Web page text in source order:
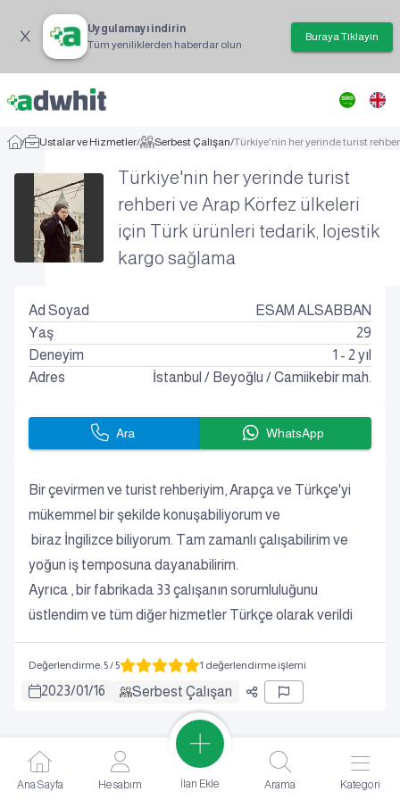
Uygulamayı indirin
Tüm yeniliklerden haberdar olun
Buraya Tıklayın
/ Ustalar ve Hizmetler/ Serbest Çalışan/Türkiye'nin her yerinde turist
Türkiye'nin her yerinde turist
rehberi ve Arap Körfez ülkeleri
için Türk ürünleri tedarik, lojestik
kargo sağlama
Bir çevirmen ve turist rehberiyim, Arapça ve Türkçe'yi
mükemmel bir şekilde konuşabiliyorum ve
biraz İngilizce biliyorum. Tam zamanlı çalışabilirim ve
yoğun iş temposuna dayanabilirim.
Ayrıca , bir fabrikada 33 çalışanın sorumluluğunu
üstlendim ve tüm diğer hizmetler Türkçe olarak verildi
Değerlendirme:5/ 5 1 değerlendirme işlemi
2023/01/16 Serbest Çalışan
Ad Soyad
ESAM ALSABBAN
Yaş
29
Deneyim
1 - 2 yıl
Adres
İstanbul / Beyoğlu /Camiikebir mah.
Ara WhatsApp
Ana Sayfa Hesabım İlan Ekle Arama Kategori